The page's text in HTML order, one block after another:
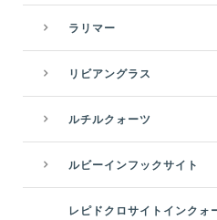
ラリマー
リビアングラス
ルチルクォーツ
ルビーインフックサイト
レピドクロサイトインクォ